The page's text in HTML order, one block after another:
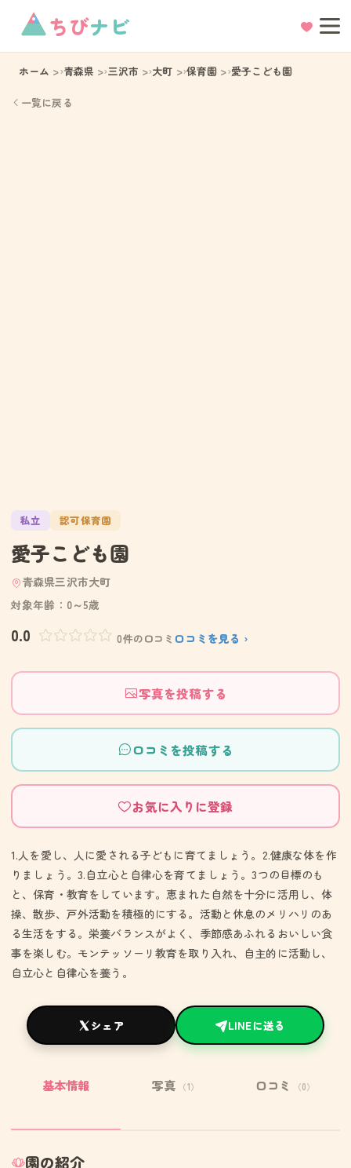
ちびナビ
ホーム 青森県 三沢市 大町 保育園 愛子こども園
一覧に戻る
私立 認可保育園
愛子こども園
青森県三沢市大町
対象年齢：0～5歳
0.0 0件の口コミ 口コミを見る ›
写真を投稿する
口コミを投稿する
お気に入りに登録
1.人を愛し、人に愛される子どもに育てましょう。2.健康な体を作
りましょう。3.自立心と自律心を育てましょう。3つの目標のも
と、保育・教育をしています。恵まれた自然を十分に活用し、体
操、散歩、戸外活動を積極的にする。活動と休息のメリハリのあ
る生活をする。栄養バランスがよく、季節感あふれるおいしい食
事を楽しむ。モンテッソーリ教育を取り入れ、自主的に活動し、
自立心と自律心を養う。
シェア LINEに送る
基本情報 写真 （1） 口コミ （0）
園の紹介